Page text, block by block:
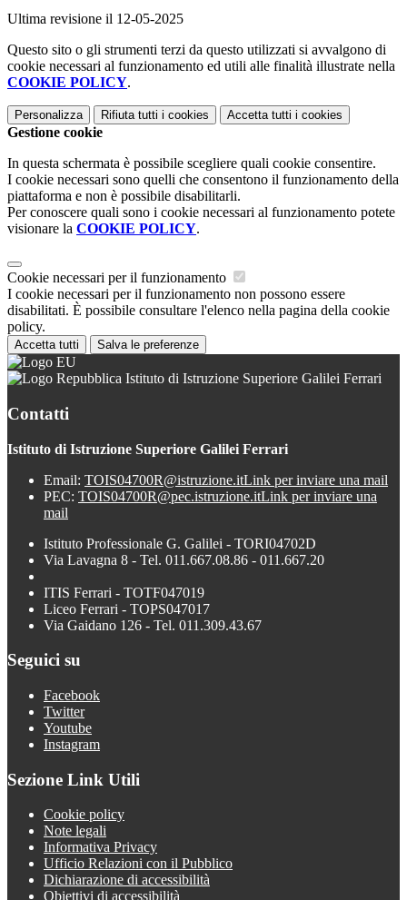
Ultima revisione il 12-05-2025
Questo sito o gli strumenti terzi da questo utilizzati si avvalgono di
cookie necessari al funzionamento ed utili alle finalità illustrate nella
COOKIE POLICY.
Personalizza Rifiuta tutti i cookies Accetta tutti i cookies
Gestione cookie
In questa schermata è possibile scegliere quali cookie consentire.
I cookie necessari sono quelli che consentono il funzionamento della
piattaforma e non è possibile disabilitarli.
Per conoscere quali sono i cookie necessari al funzionamento potete
visionare la COOKIE POLICY.
Cookie necessari per il funzionamento
I cookie necessari per il funzionamento non possono essere
disabilitati. È possibile consultare l'elenco nella pagina della cookie
policy.
Accetta tutti Salva le preferenze
Istituto di Istruzione Superiore Galilei Ferrari
Contatti
Istituto di Istruzione Superiore Galilei Ferrari
Email: TOIS04700R@istruzione.itLink per inviare una mail
PEC: TOIS04700R@pec.istruzione.itLink per inviare una
mail
Istituto Professionale G. Galilei - TORI04702D
Via Lavagna 8 - Tel. 011.667.08.86 - 011.667.20
ITIS Ferrari - TOTF047019
Liceo Ferrari - TOPS047017
Via Gaidano 126 - Tel. 011.309.43.67
Seguici su
Facebook
Twitter
Youtube
Instagram
Sezione Link Utili
Cookie policy
Note legali
Informativa Privacy
Ufficio Relazioni con il Pubblico
Dichiarazione di accessibilità
Obiettivi di accessibilità